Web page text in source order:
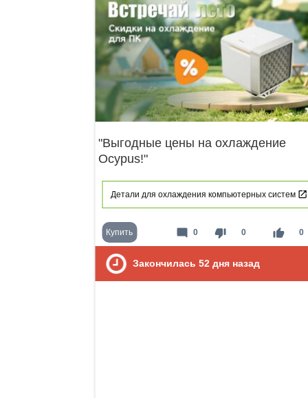
"Выгодные цены на охлаждение
Ocypus!"
Детали для охлаждения компьютерных систем
Купить thumb_down 0 thumb_up 0
mode_comment 0
Закончилась 52 дня назад